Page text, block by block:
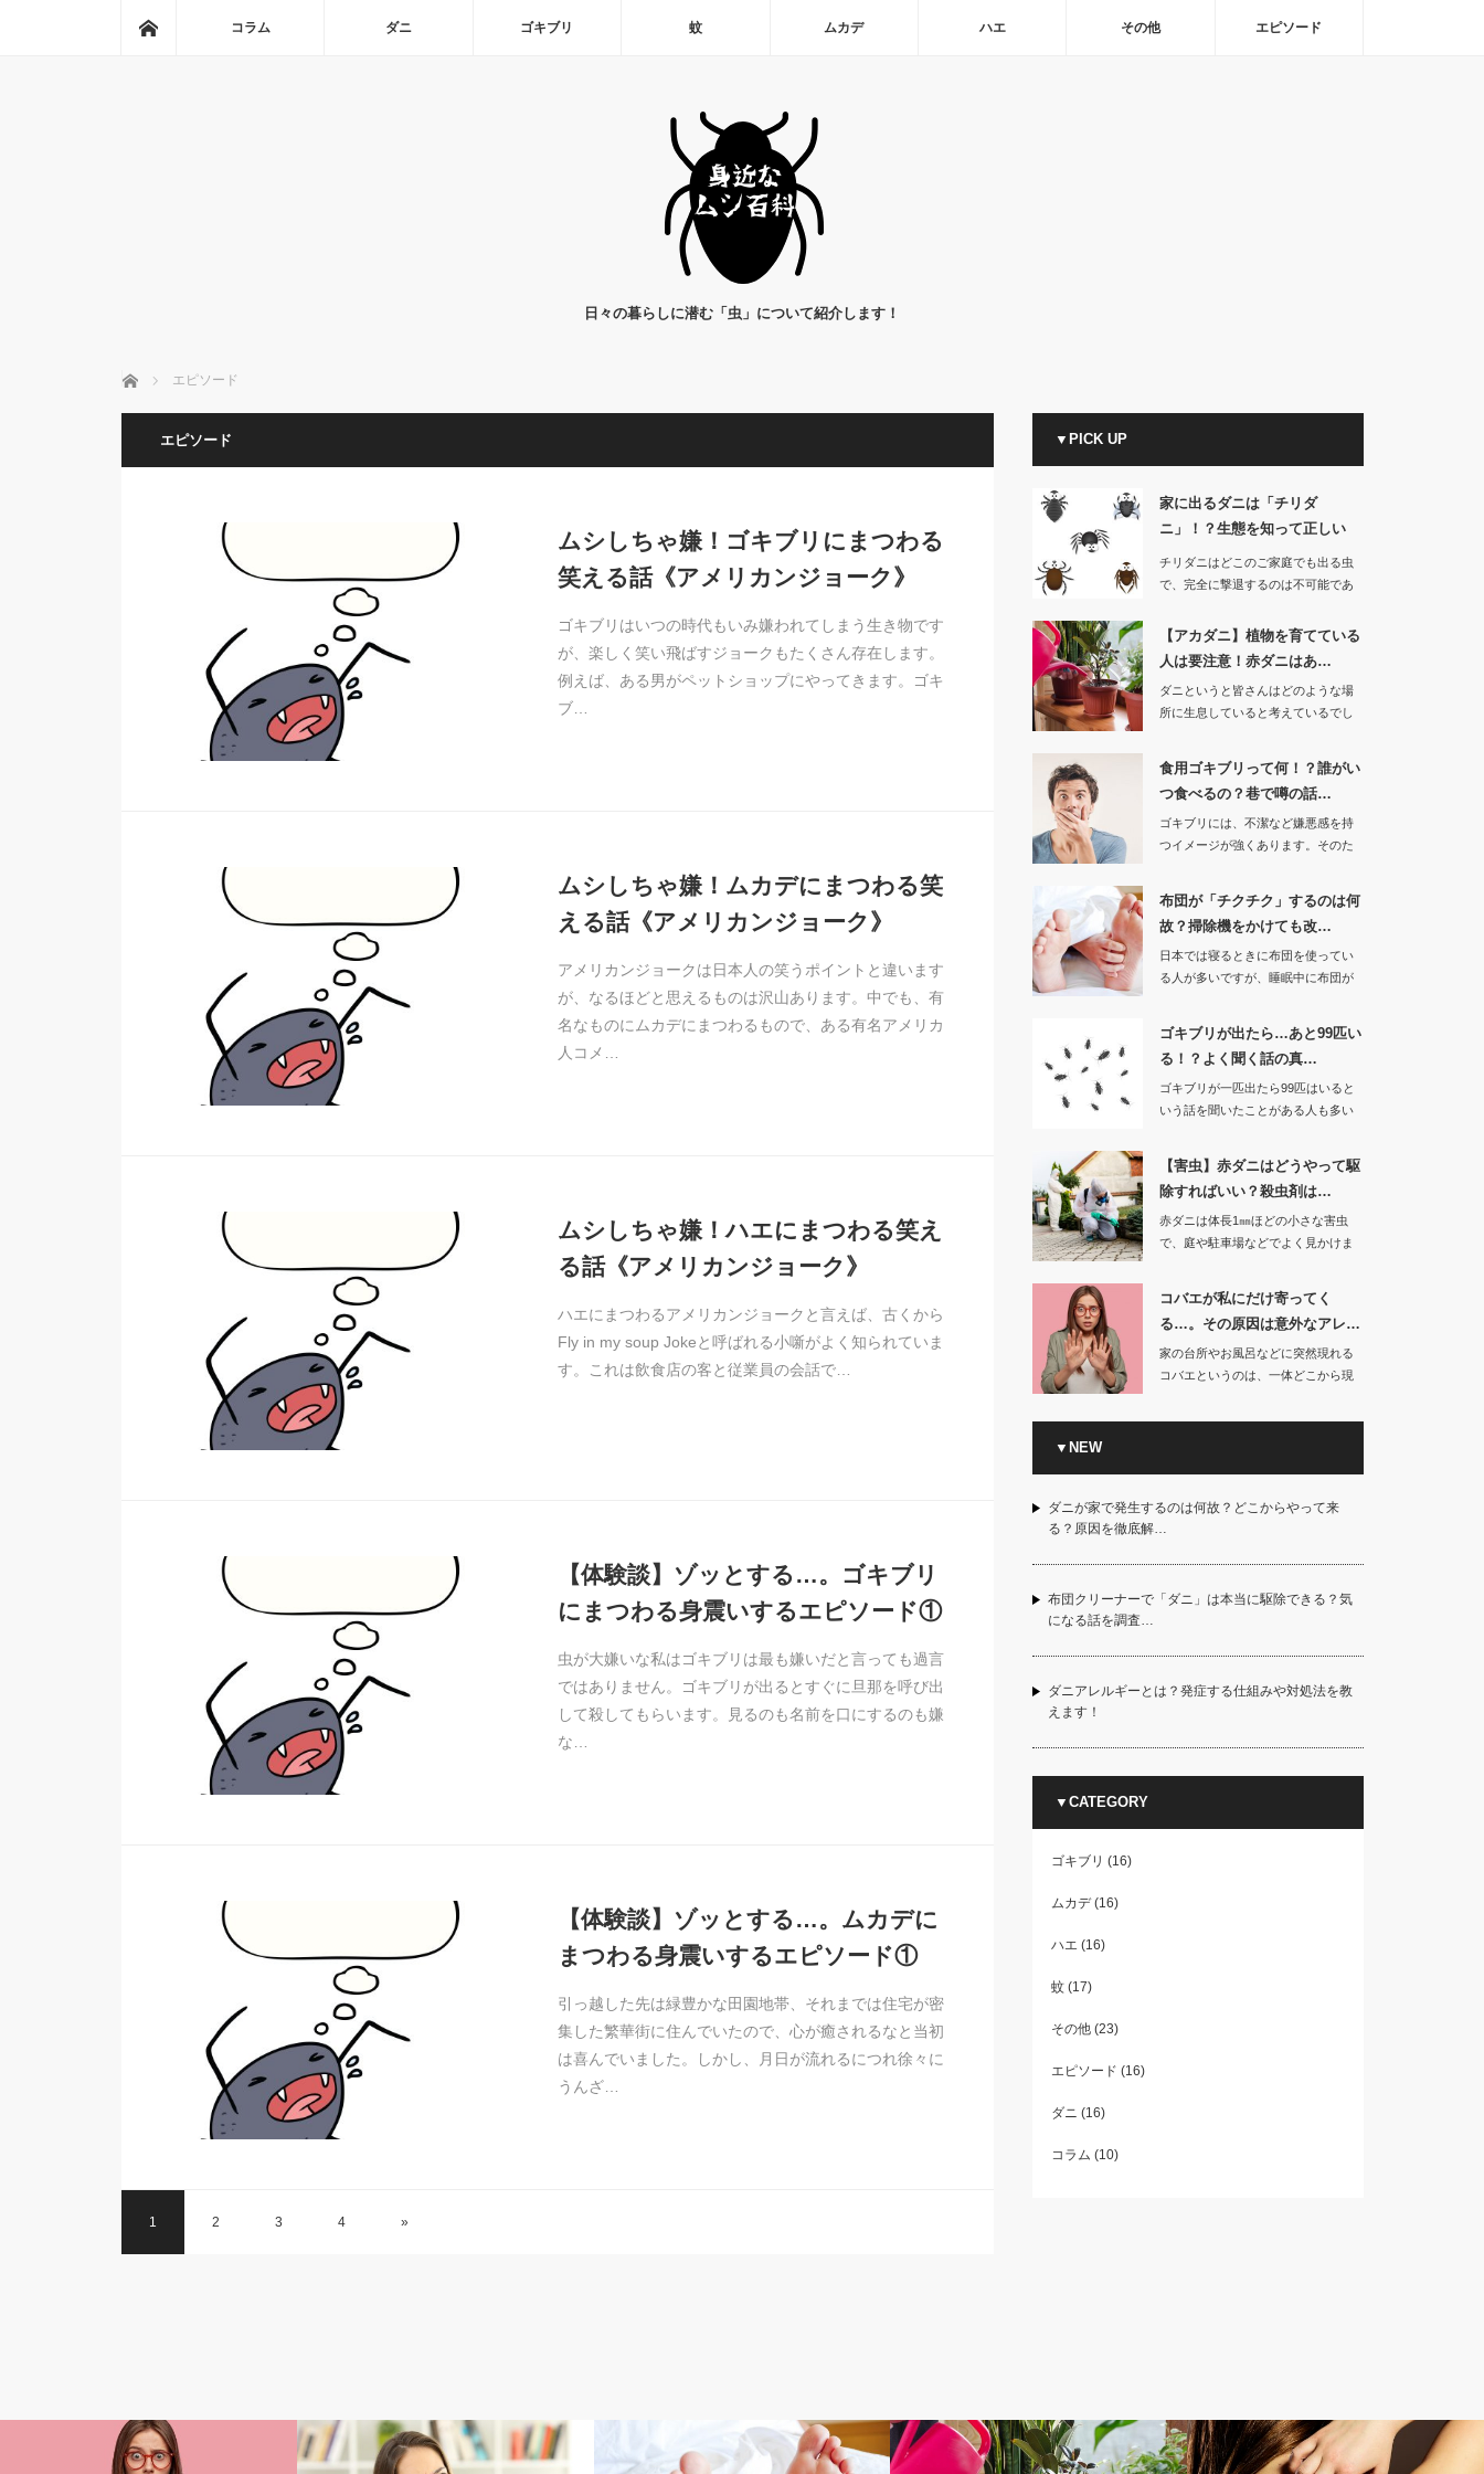
コラム ダニ ゴキブリ 蚊 ムカデ ハエ その他 エピソード
日々の暮らしに潜む「虫」について紹介します！
ホーム エピソード
エピソード
ムシしちゃ嫌！ゴキブリにまつわる
笑える話《アメリカンジョーク》
ゴキブリはいつの時代もいみ嫌われてしまう生き物です
が、楽しく笑い飛ばすジョークもたくさん存在します。
例えば、ある男がペットショップにやってきます。ゴキ
ブ…
ムシしちゃ嫌！ムカデにまつわる笑
える話《アメリカンジョーク》
アメリカンジョークは日本人の笑うポイントと違います
が、なるほどと思えるものは沢山あります。中でも、有
名なものにムカデにまつわるもので、ある有名アメリカ
人コメ…
ムシしちゃ嫌！ハエにまつわる笑え
る話《アメリカンジョーク》
ハエにまつわるアメリカンジョークと言えば、古くから
Fly in my soup Jokeと呼ばれる小噺がよく知られていま
す。これは飲食店の客と従業員の会話で…
【体験談】ゾッとする…。ゴキブリ
にまつわる身震いするエピソード①
虫が大嫌いな私はゴキブリは最も嫌いだと言っても過言
ではありません。ゴキブリが出るとすぐに旦那を呼び出
して殺してもらいます。見るのも名前を口にするのも嫌
な…
【体験談】ゾッとする…。ムカデに
まつわる身震いするエピソード①
引っ越した先は緑豊かな田園地帯、それまでは住宅が密
集した繁華街に住んでいたので、心が癒されるなと当初
は喜んでいました。しかし、月日が流れるにつれ徐々に
うんざ…
1 2 3 4 »
▼PICK UP
家に出るダニは「チリダ
ニ」！？生態を知って正しい
対…
チリダニはどこのご家庭でも出る虫
で、完全に撃退するのは不可能であ
【アカダニ】植物を育てている
人は要注意！赤ダニはあ…
ダニというと皆さんはどのような場
所に生息していると考えているでし
食用ゴキブリって何！？誰がい
つ食べるの？巷で噂の話…
ゴキブリには、不潔など嫌悪感を持
つイメージが強くあります。そのた
布団が「チクチク」するのは何
故？掃除機をかけても改…
日本では寝るときに布団を使ってい
る人が多いですが、睡眠中に布団が
ゴキブリが出たら…あと99匹い
る！？よく聞く話の真…
ゴキブリが一匹出たら99匹はいると
いう話を聞いたことがある人も多い
【害虫】赤ダニはどうやって駆
除すればいい？殺虫剤は…
赤ダニは体長1㎜ほどの小さな害虫
で、庭や駐車場などでよく見かけま
コバエが私にだけ寄ってく
る…。その原因は意外なアレ…
家の台所やお風呂などに突然現れる
コバエというのは、一体どこから現
▼NEW
ダニが家で発生するのは何故？どこからやって来
る？原因を徹底解…
布団クリーナーで「ダニ」は本当に駆除できる？気
になる話を調査…
ダニアレルギーとは？発症する仕組みや対処法を教
えます！
▼CATEGORY
ゴキブリ (16)
ムカデ(16)
ハエ (16)
蚊(17)
その他(23)
エピソード (16)
ダニ (16)
コラム (10)